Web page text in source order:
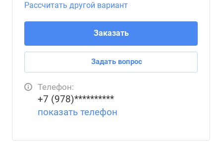
Рассчитать другой вариант
Заказать
Задать вопрос
Телефон:
+7 (978)**********
показать телефон